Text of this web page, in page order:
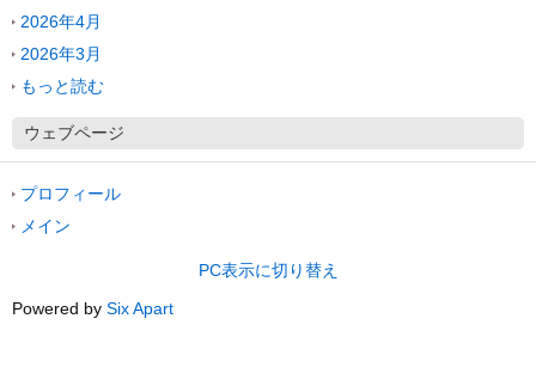
2026年4月
2026年3月
もっと読む
ウェブページ
プロフィール
メイン
PC表示に切り替え
Powered by Six Apart